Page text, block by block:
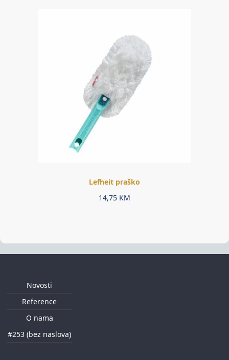
Lefheit praško
14,75 KM
Novosti
Reference
O nama
#253 (bez naslova)